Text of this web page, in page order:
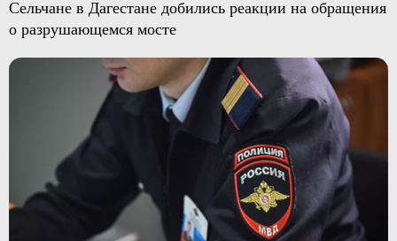
Сельчане в Дагестане добились реакции на обращения
о разрушающемся мосте